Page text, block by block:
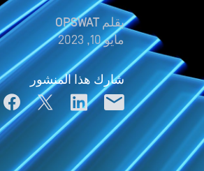
بقلمOPSWAT
مايو 10, 2023
شارك هذا المنشور